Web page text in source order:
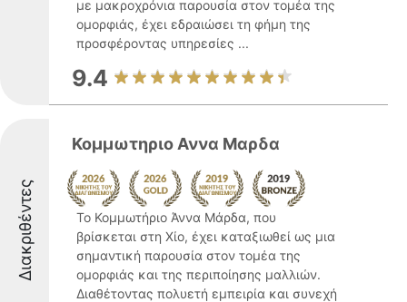
με μακροχρόνια παρουσία στον τομέα της
ομορφιάς, έχει εδραιώσει τη φήμη της
προσφέροντας υπηρεσίες ...
9.4
Διακριθέντες
Κομμωτηριο Αννα Μαρδα
Το Κομμωτήριο Άννα Μάρδα, που
βρίσκεται στη Χίο, έχει καταξιωθεί ως μια
σημαντική παρουσία στον τομέα της
ομορφιάς και της περιποίησης μαλλιών.
Διαθέτοντας πολυετή εμπειρία και συνεχή